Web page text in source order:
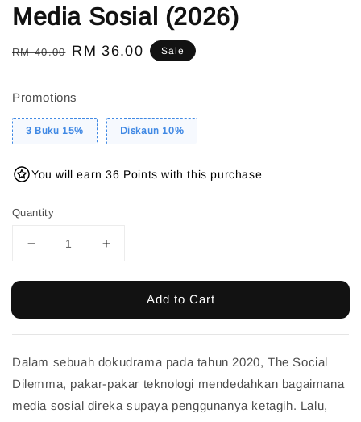
Media Sosial (2026)
Regular
RM 40.00 Sale
RM 36.00 Sale
Promotions
3 Buku 15% Diskaun 10%
You will earn 36 Points with this purchase
Quantity
Add to Cart
Dalam sebuah dokudrama pada tahun 2020, The Social
Dilemma, pakar-pakar teknologi mendedahkan bagaimana
media sosial direka supaya penggunanya ketagih. Lalu,